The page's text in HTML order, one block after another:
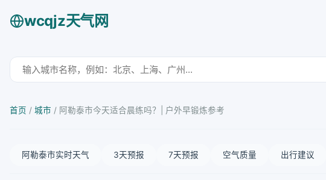
wcqjz天气网
首页 / 城市 / 阿勒泰市今天适合晨练吗？| 户外早锻炼参考
阿勒泰市实时天气 3天预报 7天预报 空气质量 出行建议